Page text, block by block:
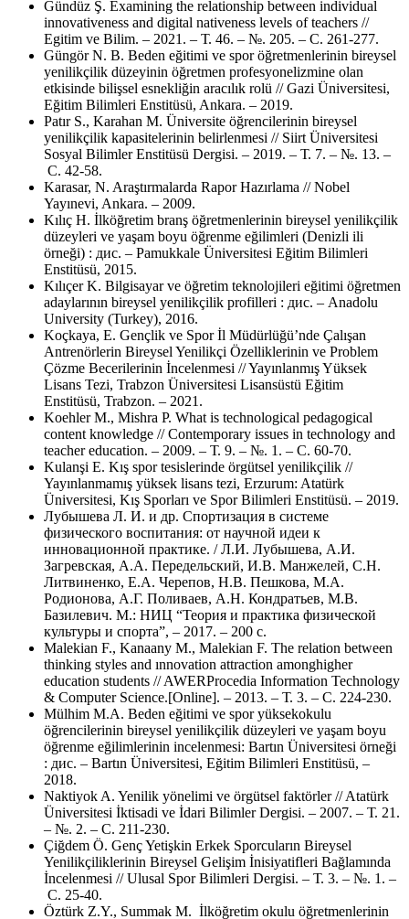
Gündüz Ş. Examining the relationship between individual
innovativeness and digital nativeness levels of teachers //
Egitim ve Bilim. – 2021. – Т. 46. – №. 205. – С. 261-277.
Güngör N. B. Beden eğitimi ve spor öğretmenlerinin bireysel
yenilikçilik düzeyinin öğretmen profesyonelizmine olan
etkisinde bilişsel esnekliğin aracılık rolü // Gazi Üniversitesi,
Eğitim Bilimleri Enstitüsü, Ankara. – 2019.
Patır S., Karahan M. Üniversite öğrencilerinin bireysel
yenilikçilik kapasitelerinin belirlenmesi // Siirt Üniversitesi
Sosyal Bilimler Enstitüsü Dergisi. – 2019. – Т. 7. – №. 13. –
С. 42-58.
Karasar, N. Araştırmalarda Rapor Hazırlama // Nobel
Yayınevi, Ankara. – 2009.
Kılıç H. İlköğretim branş öğretmenlerinin bireysel yenilikçilik
düzeyleri ve yaşam boyu öğrenme eğilimleri (Denizli ili
örneği) : дис. – Pamukkale Üniversitesi Eğitim Bilimleri
Enstitüsü, 2015.
Kılıçer K. Bilgisayar ve öğretim teknolojileri eğitimi öğretmen
adaylarının bireysel yenilikçilik profilleri : дис. – Anadolu
University (Turkey), 2016.
Koçkaya, E. Gençlik ve Spor İl Müdürlüğü’nde Çalışan
Antrenörlerin Bireysel Yenilikçi Özelliklerinin ve Problem
Çözme Becerilerinin İncelenmesi // Yayınlanmış Yüksek
Lisans Tezi, Trabzon Üniversitesi Lisansüstü Eğitim
Enstitüsü, Trabzon. – 2021.
Koehler M., Mishra P. What is technological pedagogical
content knowledge // Contemporary issues in technology and
teacher education. – 2009. – Т. 9. – №. 1. – С. 60-70.
Kulanşi E. Kış spor tesislerinde örgütsel yenilikçilik //
Yayınlanmamış yüksek lisans tezi, Erzurum: Atatürk
Üniversitesi, Kış Sporları ve Spor Bilimleri Enstitüsü. – 2019.
Лубышева Л. И. и др. Спортизация в системе
физического воспитания: от научной идеи к
инновационной практике. / Л.И. Лубышева, А.И.
Загревская, А.А. Передельский, И.В. Манжелей, С.Н.
Литвиненко, Е.А. Черепов, Н.В. Пешкова, М.А.
Родионова, А.Г. Поливаев, А.Н. Кондратьев, М.В.
Базилевич. М.: НИЦ “Теория и практика физической
культуры и спорта”, – 2017. – 200 с.
Malekian F., Kanaany M., Malekian F. The relation between
thinking styles and ınnovation attraction amonghigher
education students // AWERProcedia Information Technology
& Computer Science.[Online]. – 2013. – Т. 3. – С. 224-230.
Mülhim M.A. Beden eğitimi ve spor yüksekokulu
öğrencilerinin bireysel yenilikçilik düzeyleri ve yaşam boyu
öğrenme eğilimlerinin incelenmesi: Bartın Üniversitesi örneği
: дис. – Bartın Üniversitesi, Eğitim Bilimleri Enstitüsü, –
2018.
Naktiyok A. Yenilik yönelimi ve örgütsel faktörler // Atatürk
Üniversitesi İktisadi ve İdari Bilimler Dergisi. – 2007. – Т. 21.
– №. 2. – С. 211-230.
Çiğdem Ö. Genç Yetişkin Erkek Sporcuların Bireysel
Yenilikçiliklerinin Bireysel Gelişim İnisiyatifleri Bağlamında
İncelenmesi // Ulusal Spor Bilimleri Dergisi. – Т. 3. – №. 1. –
С. 25-40.
Öztürk Z.Y., Summak M. İlköğretim okulu öğretmenlerinin